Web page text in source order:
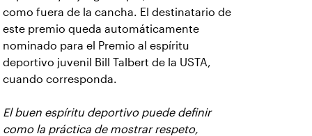
como fuera de la cancha. El destinatario de
este premio queda automáticamente
nominado para el Premio al espíritu
deportivo juvenil Bill Talbert de la USTA,
cuando corresponda.
El buen espíritu deportivo puede definir
como la práctica de mostrar respeto,